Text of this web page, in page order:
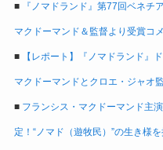
■ 『ノマドランド』第77回ベネチ
マクドーマンド＆監督より受賞コ
■ 【レポート】『ノマドランド』
マクドーマンドとクロエ・ジャオ
■ フランシス・マクドーマンド主
定！“ノマド（遊牧民）”の生き様